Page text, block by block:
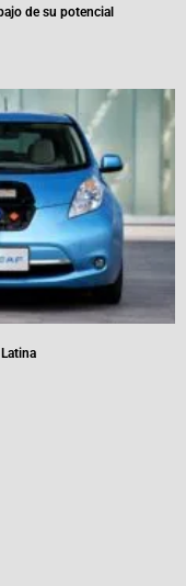
de su potencial